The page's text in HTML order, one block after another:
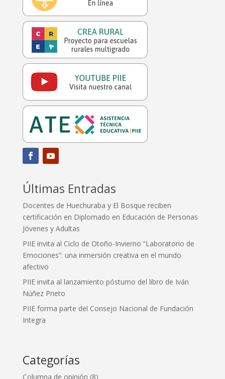
Últimas Entradas
Docentes de Huechuraba y El Bosque reciben
certificación en Diplomado en Educación de Personas
Jóvenes y Adultas
PIIE invita al Ciclo de Otoño-Invierno “Laboratorio de
Emociones”: una inmersión creativa en el mundo
afectivo
PIIE invita al lanzamiento póstumo del libro de Iván
Núñez Prieto
PIIE forma parte del Consejo Nacional de Fundación
Integra
Categorías
Columna de opinión (8)